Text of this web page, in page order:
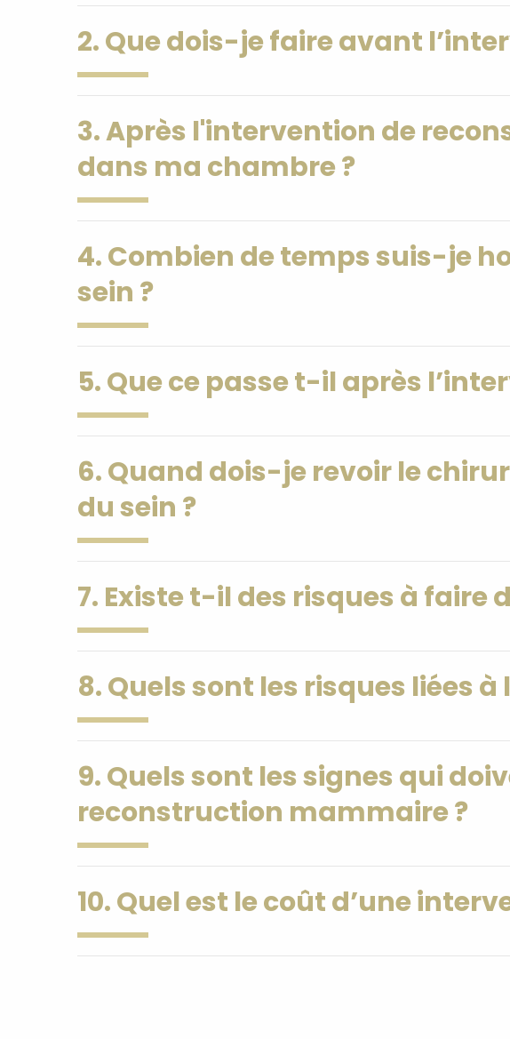
2. Que dois-je faire avant
3. Après l'intervention de
dans ma chambre ?
4. Combien de temps suis-je
sein ?
5. Que ce passe t-il après
6. Quand dois-je revoir le
du sein ?
7. Existe t-il des risques à
8. Quels sont les risques liées
9. Quels sont les signes qui
reconstruction mammaire ?
10. Quel est le coût d’une